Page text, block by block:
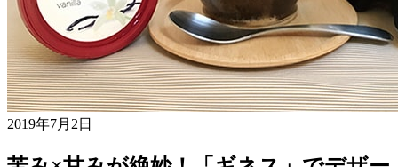
2019年7月2日